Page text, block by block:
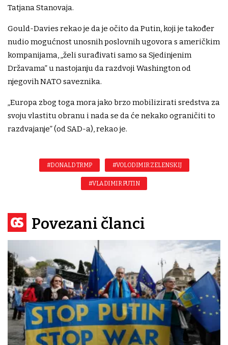
Tatjana Stanovaja.
Gould-Davies rekao je da je očito da Putin, koji je također
nudio mogućnost unosnih poslovnih ugovora s američkim
kompanijama, „želi surađivati samo sa Sjedinjenim
Državama” u nastojanju da razdvoji Washington od
njegovih NATO saveznika.
„Europa zbog toga mora jako brzo mobilizirati sredstva za
svoju vlastitu obranu i nada se da će nekako ograničiti to
razdvajanje” (od SAD-a), rekao je.
#DONALD TRMP #VOLODIMIR ZELENSKIJ
#VLADIMIR PUTIN
Povezani članci